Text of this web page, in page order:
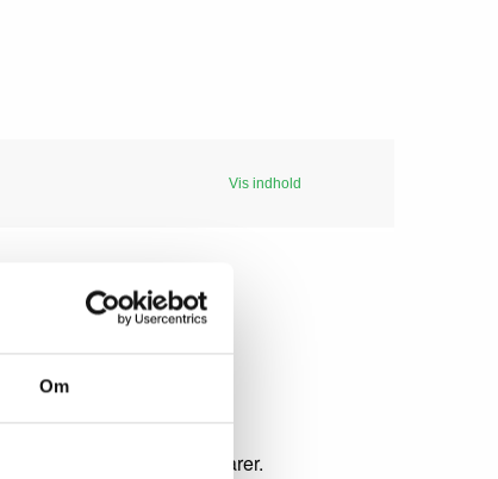
Om
Vis indhold
mht. valg af fødevarer.